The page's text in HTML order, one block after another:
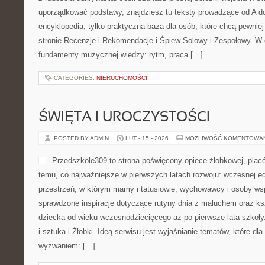
uporządkować podstawy, znajdziesz tu teksty prowadzące od A
encyklopedia, tylko praktyczna baza dla osób, które chcą
stronie Recenzje i Rekomendacje i Śpiew Solowy i Zespołowy.
fundamenty muzycznej wiedzy: rytm, praca […]
CATEGORIES: NIERUCHOMOŚCI
ŚWIĘTA I UROCZYSTOŚCI
POSTED BY ADMIN LUT - 15 - 2026 MOŻLIWOŚĆ
Przedszkole309 to strona poświęcony opiece żłobkowej,
temu, co najważniejsze w pierwszych latach rozwoju: wczesnej
przestrzeń, w którym mamy i tatusiowie, wychowawcy i osoby
sprawdzone inspiracje dotyczące rutyny dnia z maluchem oraz
dziecka od wieku wczesnodziecięcego aż po pierwsze lata
i sztuka i Żłobki. Ideą serwisu jest wyjaśnianie tematów, które
wyzwaniem: […]